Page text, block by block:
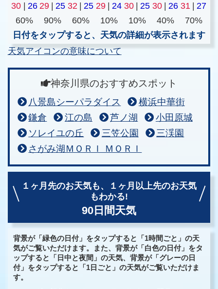
30 | 26 29 | 25 32 | 25 29 | 24 30 | 25 30 | 26 31 | 27
60%
90% 60% 10% 10% 40%
70%
日付をタップすると、天気の詳細が表示されます
天気アイコンの意味について
神奈川県のおすすめスポット
八景島シーパラダイス
横浜中華街
鎌倉
江の島 芦ノ湖
小田原城
ソレイユの丘
三笠公園
三渓園
さがみ湖ＭＯＲＩ ＭＯＲＩ
１ヶ月先のお天気も、
１ヶ月以上先のお天気
もわかる!
90日間天気
背景が「緑色の日付」をタップすると「1時間ごと」の天
気がご覧いただけます。また、背景が「白色の日付」をタ
ップすると「日中と夜間」の天気、背景が「グレーの日
付」をタップすると「1日ごと」の天気がご覧いただけま
す。